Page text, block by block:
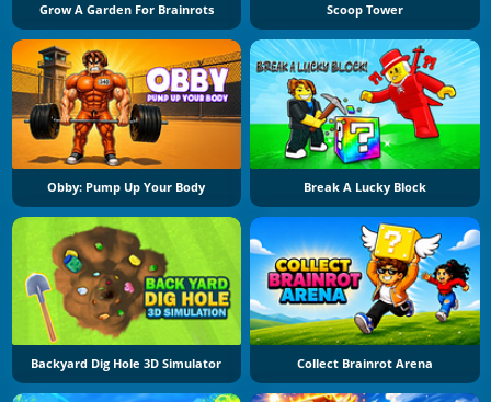
Grow A Garden For Brainrots Scoop Tower
Obby: Pump Up Your Body Break A Lucky Block
Backyard Dig Hole 3D Simulator Collect Brainrot Arena